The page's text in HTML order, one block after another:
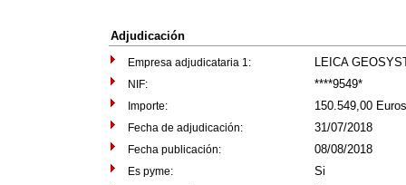
Adjudicación
Empresa adjudicataria 1: LEICA
NIF: ****9549*
Importe: 150.549,00
Fecha de adjudicación: 31/07/2018
Fecha publicación: 08/08/2018
Es pyme: Si